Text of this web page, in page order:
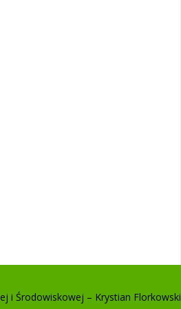
i Środowiskowej – Krystian Florkowski